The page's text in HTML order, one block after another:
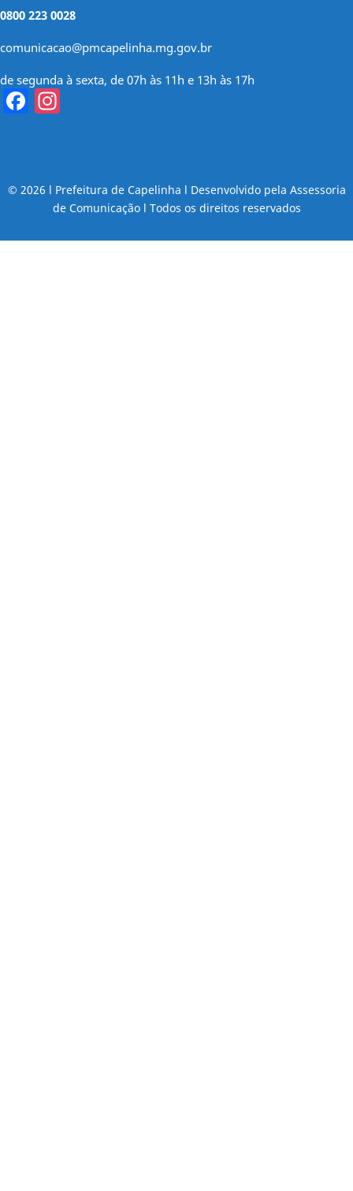
0800 223 0028
comunicacao@pmcapelinha.mg.gov.br
de segunda à sexta, de 07h às 11h e 13h às 17h
Facebook
© 2026 l Prefeitura de Capelinha l Desenvolvido pela Assessoria
de Comunicação l Todos os direitos reservados